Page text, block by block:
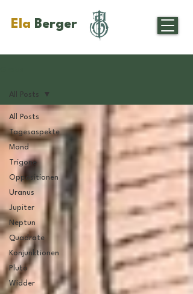
Ela Berger
All Posts
Tagesaspekte
Mond
Trigone
Oppositionen
Uranus
Jupiter
Neptun
Quadrate
Konjunktionen
Pluto
Widder
All Posts